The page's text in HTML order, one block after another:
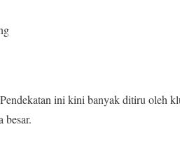
ini kini banyak ditiru oleh
besar.